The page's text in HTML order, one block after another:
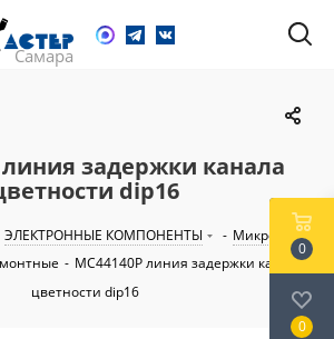
линия задержки канала
dip16
ЭЛЕКТРОННЫЕ КОМПОНЕНТЫ - Микросхемы
- MC44140P линия задержки канала
цветности dip16
0
0